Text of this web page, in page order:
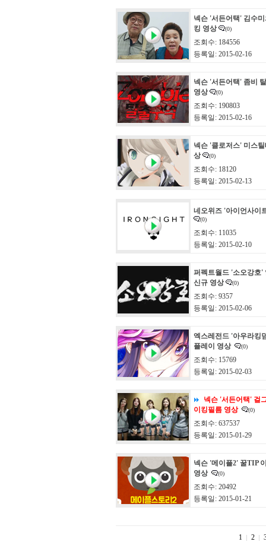
넥슨 '서든어택' 김수
킹 영상
(0)
조회수: 184556
등록일: 2015-02-16
넥슨 '서든어택' 좀비
영상
(0)
조회수: 190803
등록일: 2015-02-16
넥슨 '클로저스' 미스
상
(0)
조회수: 18120
등록일: 2015-02-13
네오위즈 '아이언사이
(0)
조회수: 11035
등록일: 2015-02-10
퍼펙트월드 '소오강호'
신규 영상
(0)
조회수: 9357
등록일: 2015-02-06
엑스레전드 '아우라킹
플레이 영상
(0)
조회수: 15769
등록일: 2015-02-03
넥슨 '서든어택' 걸
이킹필름 영상
(0)
조회수: 637537
등록일: 2015-01-29
넥슨 '메이플2' 꿀TIP
영상
(0)
조회수: 20492
등록일: 2015-01-21
1 2